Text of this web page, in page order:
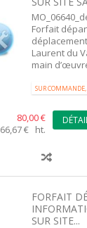
Forfait
Laurent du
main
SUR
80,00 €
66,67 € ht.
FORFAIT
SUR SITE...